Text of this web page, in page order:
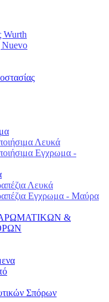
Wurth
Nuevo
Λευκά
Εγχρωμα -
Λευκά
Εγχρωμα - Μαύρα
&
Σπόρων